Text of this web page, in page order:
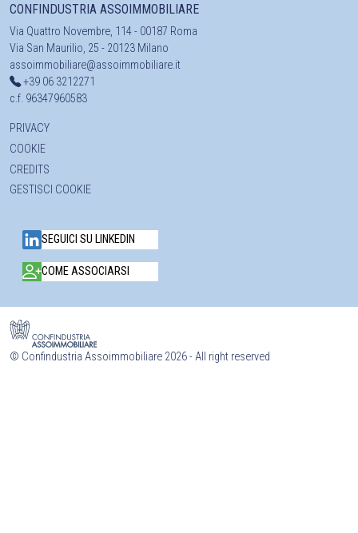
CONFINDUSTRIA ASSOIMMOBILIARE
Via Quattro Novembre, 114 - 00187 Roma
Via San Maurilio, 25 - 20123 Milano
assoimmobiliare@assoimmobiliare.it
+39 06 3212271
c.f. 96347960583
PRIVACY
COOKIE
CREDITS
GESTISCI COOKIE
SEGUICI SU LINKEDIN
COME ASSOCIARSI
© Confindustria Assoimmobiliare 2026 - All right reserved